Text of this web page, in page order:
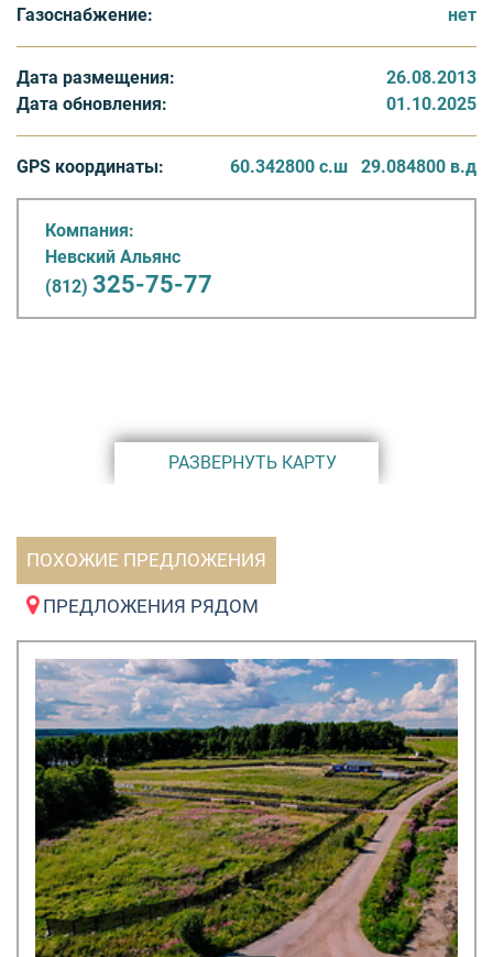
Газоснабжение:
нет
Дата размещения:
26.08.2013
Дата обновления:
01.10.2025
GPS координаты: 60.342800 с.ш 29.084800 в.д
Компания:
Невский Альянс
(812) 325-75-77
РАЗВЕРНУТЬ КАРТУ
ПОХОЖИЕ ПРЕДЛОЖЕНИЯ
ПРЕДЛОЖЕНИЯ РЯДОМ